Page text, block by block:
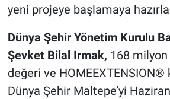
yeni projeye başlamaya
Dünya Şehir Yönetim Kurulu
Şevket Bilal Irmak, 168 milyon
değeri ve
Dünya Şehir Maltepe’yi